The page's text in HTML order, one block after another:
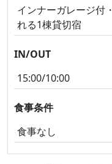
インナーガレージ付
れる1棟貸切宿
IN/OUT
15:00/10:00
食事条件
食事なし